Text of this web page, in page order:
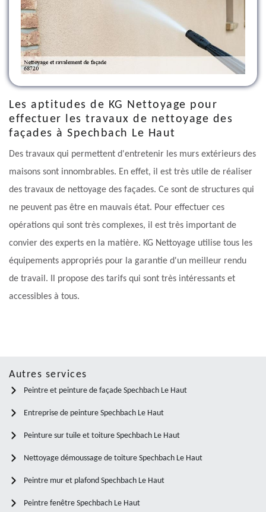
Les aptitudes de KG Nettoyage pour
effectuer les travaux de nettoyage des
façades à Spechbach Le Haut
Des travaux qui permettent d'entretenir les murs extérieurs des
maisons sont innombrables. En effet, il est très utile de réaliser
des travaux de nettoyage des façades. Ce sont de structures qui
ne peuvent pas être en mauvais état. Pour effectuer ces
opérations qui sont très complexes, il est très important de
convier des experts en la matière. KG Nettoyage utilise tous les
équipements appropriés pour la garantie d'un meilleur rendu
de travail. Il propose des tarifs qui sont très intéressants et
accessibles à tous.
Autres services
Peintre et peinture de façade Spechbach Le Haut
Entreprise de peinture Spechbach Le Haut
Peinture sur tuile et toiture Spechbach Le Haut
Nettoyage démoussage de toiture Spechbach Le Haut
Peintre mur et plafond Spechbach Le Haut
Peintre fenêtre Spechbach Le Haut